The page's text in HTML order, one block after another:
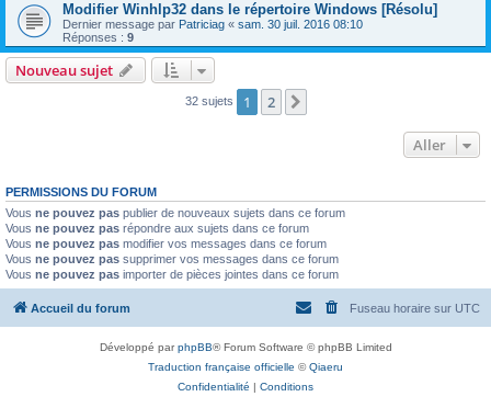
Modifier Winhlp32 dans le répertoire Windows [Résolu]
Dernier message par Patriciag « sam. 30 juil. 2016 08:10
Réponses : 9
Nouveau sujet
32 sujets 1 2
Aller
PERMISSIONS DU FORUM
Vous ne pouvez pas publier de nouveaux sujets dans ce forum
Vous ne pouvez pas répondre aux sujets dans ce forum
Vous ne pouvez pas modifier vos messages dans ce forum
Vous ne pouvez pas supprimer vos messages dans ce forum
Vous ne pouvez pas importer de pièces jointes dans ce forum
Accueil du forum Fuseau horaire sur UTC
Développé parphpBB® Forum Software © phpBB Limited
Traduction française officielle ©Qiaeru
Confidentialité | Conditions